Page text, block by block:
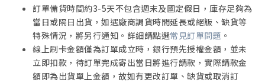
訂單備貨時間約3-5天不包含週末及國定假日，庫存足夠為
當日或隔日出貨，如遇廠商調貨時間延長或絕版、缺貨等
特殊情況，將另行通知。詳細請點選常見訂單問題 。
線上刷卡金額僅為訂單成立時，銀行預先授權金額，並未
立即扣款，待訂單完成寄出當日將進行請款，實際請款金
額即為出貨單上金額，故如有更改訂單、缺貨或取消訂